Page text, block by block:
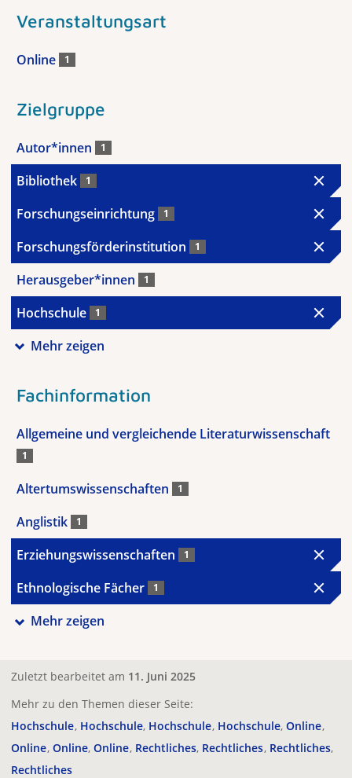
Veranstaltungsart
Online 1
Zielgruppe
Autor*innen 1
Bibliothek 1
Forschungseinrichtung 1
Forschungsförderinstitution 1
Herausgeber*innen 1
Hochschule 1
Mehr zeigen
Fachinformation
Allgemeine und vergleichende Literaturwissenschaft
1
Altertumswissenschaften 1
Anglistik 1
Erziehungswissenschaften 1
Ethnologische Fächer 1
Mehr zeigen
Zuletzt bearbeitet am 11. Juni 2025
Mehr zu den Themen dieser Seite:
Hochschule Hochschule Hochschule Hochschule Online
Online Online Online Rechtliches Rechtliches Rechtliches
Rechtliches